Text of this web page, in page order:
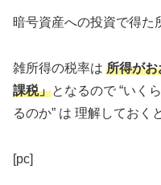
暗号資産への投資で得た
雑所得の税率は 所得がお
課税」となるので “いく
るのか” は 理解しておく
[pc]